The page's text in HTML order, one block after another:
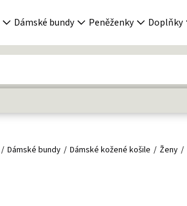
Dámské bundy Peněženky Doplňky
Dámské bundy Dámské kožené košile Ženy